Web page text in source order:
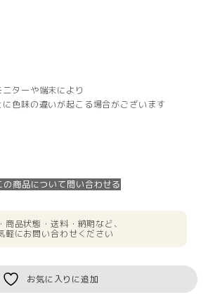
ターや端末により
色味の違いが起こる場合がございます
の商品について問い合わせる
商品状態・送料・納期など、
軽にお問い合わせください
お気に入りに追加